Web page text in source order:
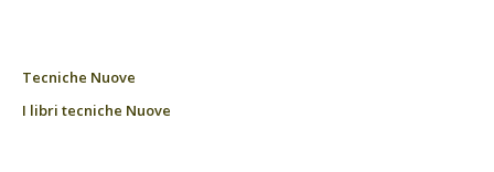
Tecniche Nuove
I libri tecniche Nuove